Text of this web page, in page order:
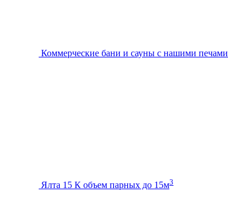
Коммерческие бани и сауны с нашими печами
Ялта 15 К объем парных до 15м3